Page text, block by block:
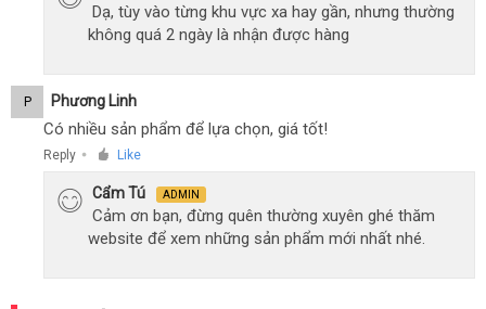
Dạ, tùy vào từng khu vực xa hay gần, nhưng thường
không quá 2 ngày là nhận được hàng
P Phương Linh
Có nhiều sản phẩm để lựa chọn, giá tốt!
Reply ● Like
Cẩm Tú ADMIN
Cảm ơn bạn, đừng quên thường xuyên ghé thăm
website để xem những sản phẩm mới nhất nhé.